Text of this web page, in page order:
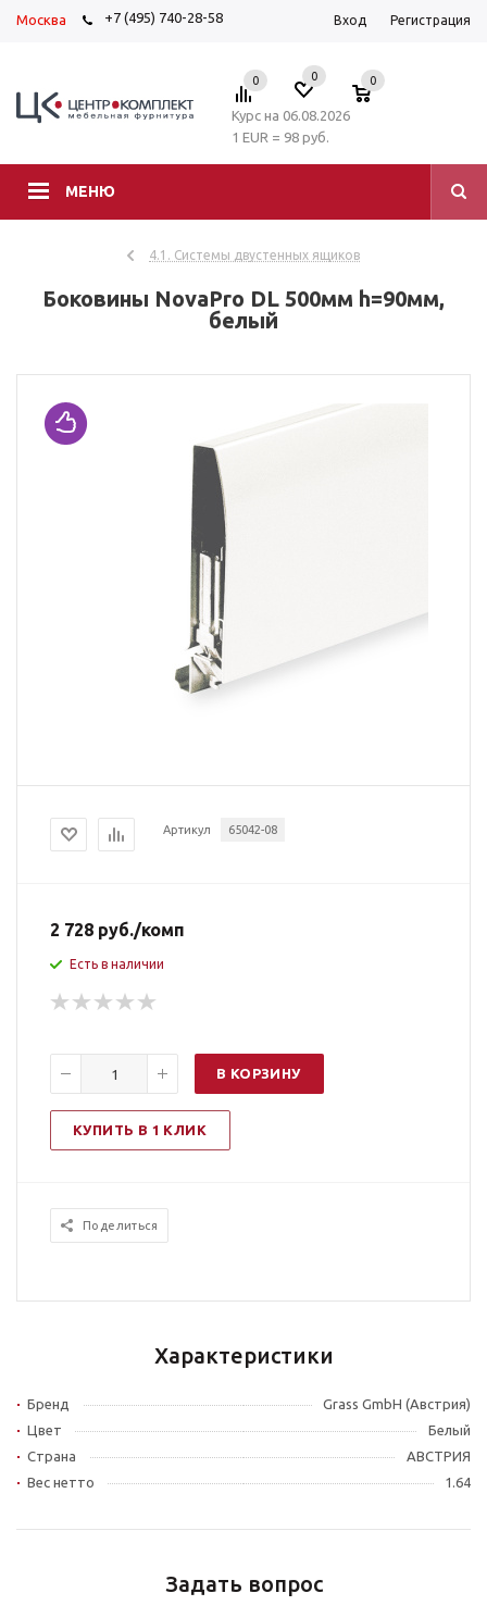
Москва +7 (495) 740-28-58 Вход Регистрация
МЕНЮ
0 0 0
Курс на 06.08.2026
1 EUR = 98 руб.
4.1. Системы двустенных ящиков
Боковины NovaPro DL 500мм h=90мм,
белый
Артикул 65042-08
2 728 руб./комп
Есть в наличии
В КОРЗИНУ
КУПИТЬ В 1 КЛИК
Поделиться
Характеристики
Бренд
Grass GmbH (Австрия)
Цвет
Белый
Страна
АВСТРИЯ
Вес нетто
1.64
Задать вопрос